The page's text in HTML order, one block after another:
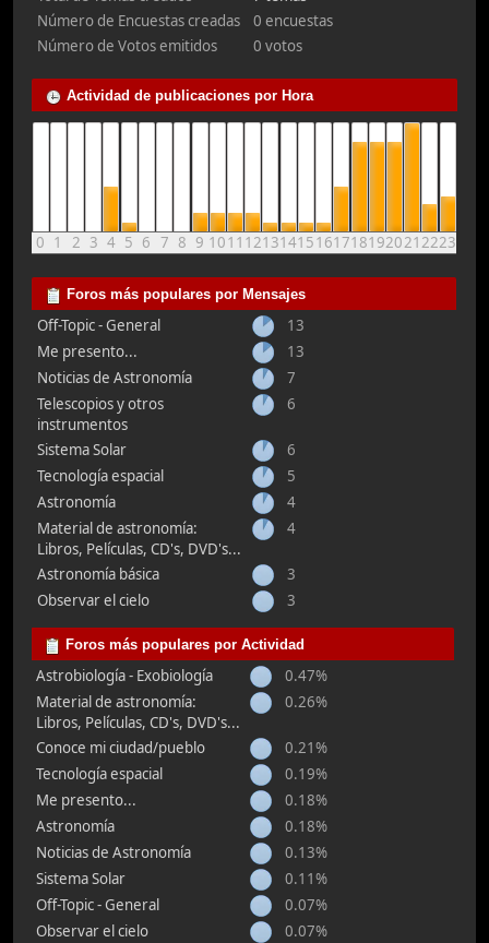
Número de Encuestas creadas
0 encuestas
Número de Votos emitidos
0 votos
Actividad de publicaciones por Hora
0 1 2 3 4 5 6 7 8 9 1011 121314151617181920212223
Foros más populares por Mensajes
Off-Topic - General
13
Me presento...
13
Noticias de Astronomía
7
Telescopios y otros
instrumentos
6
Sistema Solar
6
Tecnología espacial
5
Astronomía
4
Material de astronomía:
Libros, Películas, CD's, DVD's...
4
Astronomía básica
3
Observar el cielo
3
Foros más populares por Actividad
Astrobiología - Exobiología
0.47%
Material de astronomía:
Libros, Películas, CD's, DVD's...
0.26%
Conoce mi ciudad/pueblo
0.21%
Tecnología espacial
0.19%
Me presento...
0.18%
Astronomía
0.18%
Noticias de Astronomía
0.13%
Sistema Solar
0.11%
Off-Topic - General
0.07%
Observar el cielo
0.07%